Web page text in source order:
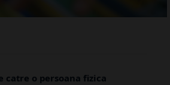
catre o persoana fizica